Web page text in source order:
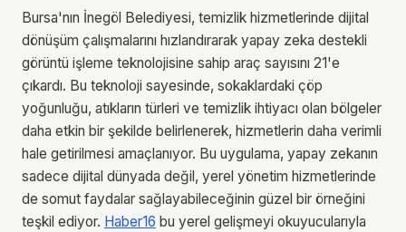
Bursa'nın İnegöl Belediyesi, temizlik hizmetlerinde dijital
dönüşüm çalışmalarını hızlandırarak yapay zeka destekli
görüntü işleme teknolojisine sahip araç sayısını 21'e
çıkardı. Bu teknoloji sayesinde, sokaklardaki çöp
yoğunluğu, atıkların türleri ve temizlik ihtiyacı olan bölgeler
daha etkin bir şekilde belirlenerek, hizmetlerin daha verimli
hale getirilmesi amaçlanıyor. Bu uygulama, yapay zekanın
sadece dijital dünyada değil, yerel yönetim hizmetlerinde
de somut faydalar sağlayabileceğinin güzel bir örneğini
teşkil ediyor. Haber16 bu yerel gelişmeyi okuyucularıyla